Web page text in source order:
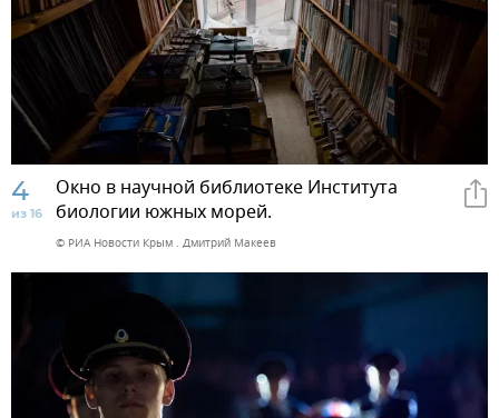
4
из 16
Окно в научной библиотеке Института
биологии южных морей.
© РИА Новости Крым . Дмитрий Макеев